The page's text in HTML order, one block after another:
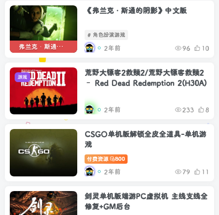
弗兰克·斯通的阴影
《弗兰克·斯通的阴影》中文版
# 角色扮演游戏
2年前 96 10
游戏
荒野大镖客2救赎2/荒野大镖客救赎2
– Red Dead Redemption 2(H30A)
2年前 233 8
CSGO单机版解锁全皮全道具-单机游
戏
付费资源 800
2年前 79 11
剑灵单机版端游PC虚拟机 主线支线全
修复+GM后台